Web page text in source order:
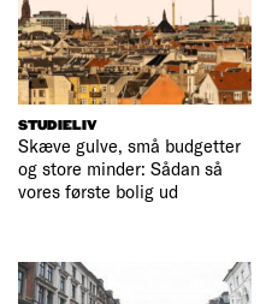
STUDIELIV
Skæve gulve, små budgetter
og store minder: Sådan så
vores første bolig ud